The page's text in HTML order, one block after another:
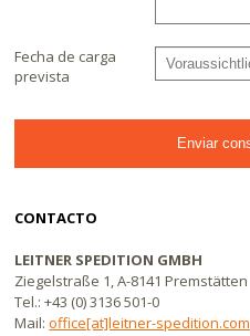
Fecha de carga
prevista
CONTACTO
LEITNER SPEDITION GMBH
Ziegelstraße 1, A-8141 Premstätten
Tel.: +43 (0) 3136 501-0
Mail:office[at]leitner-spedition.com